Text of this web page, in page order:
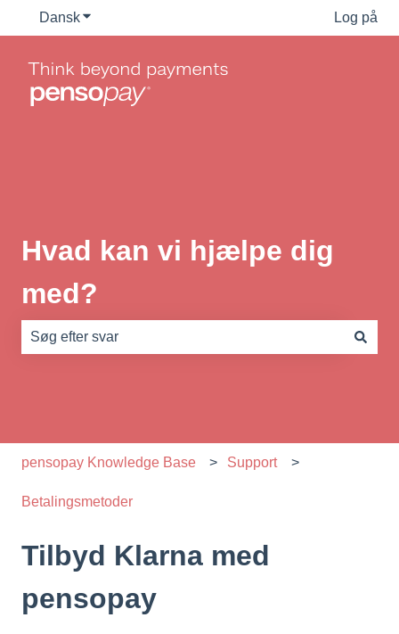
DanskVis undermenu for oversættelser Log på
Hvad kan vi hjælpe dig
med?
pensopay Knowledge Base Support
Betalingsmetoder
Tilbyd Klarna med
pensopay